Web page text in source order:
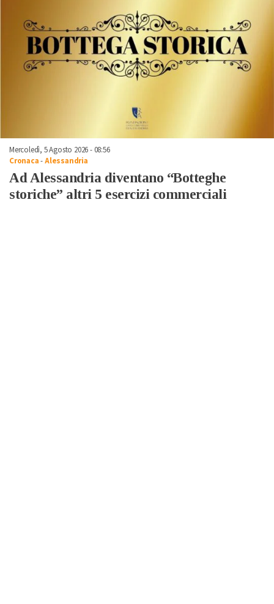
Mercoledì, 5 Agosto 2026 - 08:56
Cronaca-Alessandria
Ad Alessandria diventano “Botteghe
storiche” altri 5 esercizi commerciali